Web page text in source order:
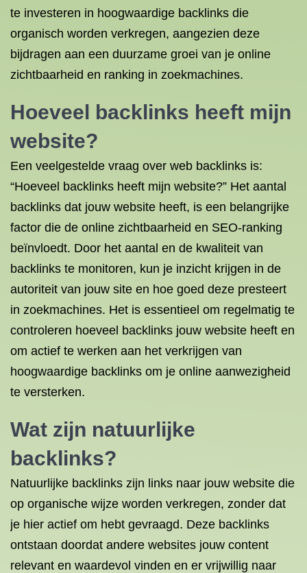
te investeren in hoogwaardige backlinks die
organisch worden verkregen, aangezien deze
bijdragen aan een duurzame groei van je online
zichtbaarheid en ranking in zoekmachines.
Hoeveel backlinks heeft mijn
website?
Een veelgestelde vraag over web backlinks is:
“Hoeveel backlinks heeft mijn website?” Het aantal
backlinks dat jouw website heeft, is een belangrijke
factor die de online zichtbaarheid en SEO-ranking
beïnvloedt. Door het aantal en de kwaliteit van
backlinks te monitoren, kun je inzicht krijgen in de
autoriteit van jouw site en hoe goed deze presteert
in zoekmachines. Het is essentieel om regelmatig te
controleren hoeveel backlinks jouw website heeft en
om actief te werken aan het verkrijgen van
hoogwaardige backlinks om je online aanwezigheid
te versterken.
Wat zijn natuurlijke
backlinks?
Natuurlijke backlinks zijn links naar jouw website die
op organische wijze worden verkregen, zonder dat
je hier actief om hebt gevraagd. Deze backlinks
ontstaan doordat andere websites jouw content
relevant en waardevol vinden en er vrijwillig naar